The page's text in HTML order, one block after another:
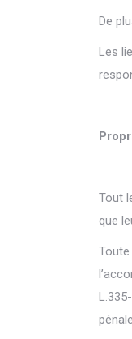
De
Les
Tout
que